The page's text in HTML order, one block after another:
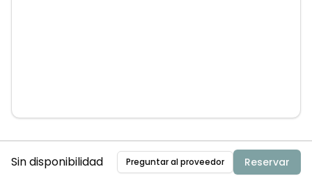
Sin disponibilidad Preguntar al proveedor Reservar